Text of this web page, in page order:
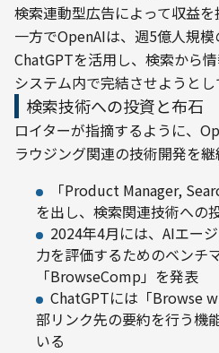
検索連動型広告によって収益を
一方でOpenAIは、週5億人規
ChatGPTを活用し、検索から
システム内で完結させようとし
検索技術への投資と布石
ロイターが指摘するように、
ラウジング関連の技術開発を継
「Product Manager,
を出し、検索関連技術への
2024年4月には、AIエー
力を評価するためのベンチ
「BrowseComp」を発表
ChatGPTには「Browse
部リンク先の要約を行う機
いる